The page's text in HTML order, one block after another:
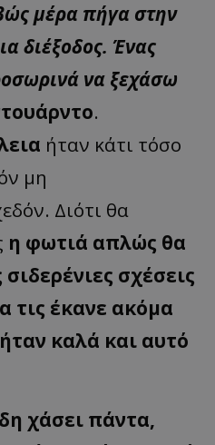
μέρα πήγα στην
διέξοδος. Ένας
να ξεχάσω
.
ήταν κάτι τόσο
μη
Διότι θα
η φωτιά απλώς θα
σχέσεις
τις έκανε ακόμα
καλά και αυτό
χάσει πάντα,